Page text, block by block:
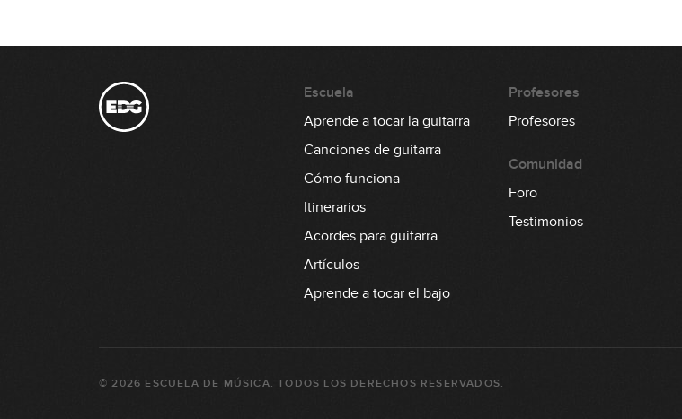
Escuela
Aprende a tocar la guitarra
Canciones de guitarra
Cómo funciona
Itinerarios
Acordes para guitarra
Artículos
Aprende a tocar el bajo
Profesores
Profesores
Comunidad
Foro
Testimonios
©2026 ESCUELA DE MÚSICA. TODOS LOS DERECHOS RESERVADOS.